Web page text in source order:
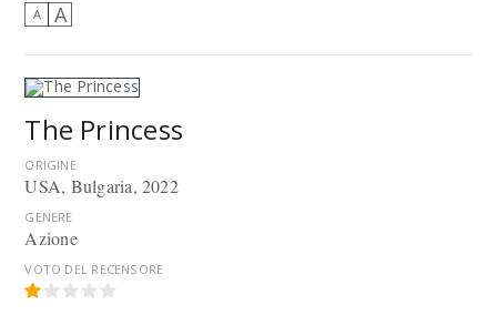
A A
The Princess
ORIGINE
USA, Bulgaria, 2022
GENERE
Azione
VOTO DEL RECENSORE